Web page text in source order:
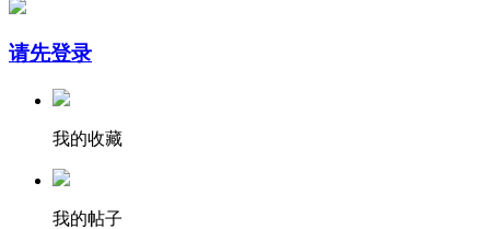
请先登录
我的收藏
我的帖子